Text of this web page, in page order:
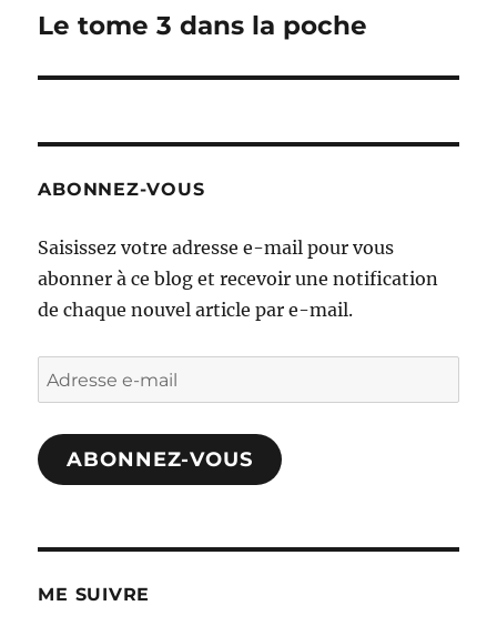
Publication
Le tome 3 dans la poche
ABONNEZ-VOUS
Saisissez votre adresse e-mail pour vous
abonner à ce blog et recevoir une notification
de chaque nouvel article par e-mail.
Adresse
e-
mail
ABONNEZ-VOUS
ME SUIVRE